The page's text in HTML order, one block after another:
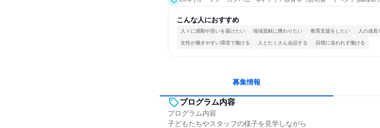
こんな人におすすめ
人々に感動や笑いを届けたい 地域貢献に携わりたい 教育支援をしたい 人の成長
女性が働きやすい環境で働ける 人とたくさん会話する 目標に追われず働ける
募集情報
プログラム内容
プログラム内容
子どもたちやスタッフの様子を見学しながら